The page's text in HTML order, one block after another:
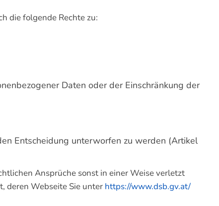
die folgende Rechte zu:
Daten oder der Einschränkung der
Entscheidung unterworfen zu werden (Artikel
Ansprüche sonst in einer Weise verletzt
deren Webseite Sie unter https://www.dsb.gv.at/